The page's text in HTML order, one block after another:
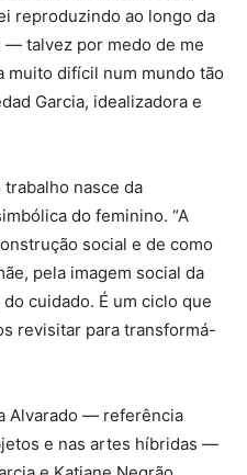
reproduzindo ao longo da
talvez por medo de me
muito difícil num mundo tão
Garcia, idealizadora e
nasce da
do feminino. “A
social e de como
pela imagem social da
cuidado. É um ciclo que
revisitar para transformá-
Alvarado — referência
e nas artes híbridas —